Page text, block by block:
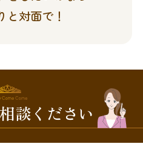
と対面で！
談ください